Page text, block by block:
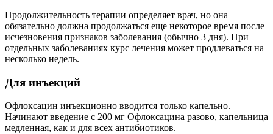
Продолжительность терапии определяет врач, но она
обязательно должна продолжаться еще некоторое время после
исчезновения признаков заболевания (обычно 3 дня). При
отдельных заболеваниях курс лечения может продлеваться на
несколько недель.
Для инъекций
Офлоксацин инъекционно вводится только капельно.
Начинают введение с 200 мг Офлоксацина разово, капельница
медленная, как и для всех антибиотиков.